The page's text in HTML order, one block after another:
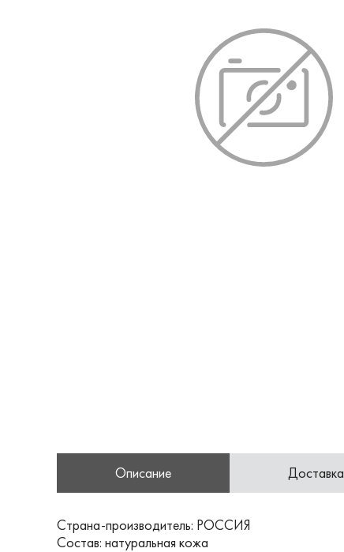
Описание Доставка
Страна-производитель: РОССИЯ
Состав: натуральная кожа